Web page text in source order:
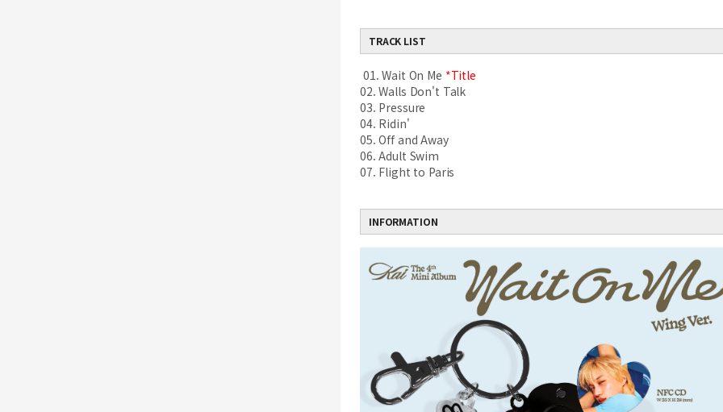
TRACK LIST
01. Wait On Me *Title
02. Walls Don't Talk
03. Pressure
04. Ridin'
05. Off and Away
06. Adult Swim
07. Flight to Paris
INFORMATION